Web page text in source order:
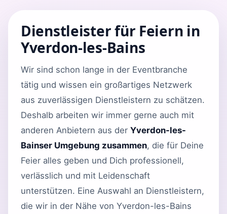
Dienstleister für Feiern in
Yverdon-les-Bains
Wir sind schon lange in der Eventbranche
tätig und wissen ein großartiges Netzwerk
aus zuverlässigen Dienstleistern zu schätzen.
Deshalb arbeiten wir immer gerne auch mit
anderen Anbietern aus der Yverdon-les-
Bainser Umgebung zusammen, die für Deine
Feier alles geben und Dich professionell,
verlässlich und mit Leidenschaft
unterstützen. Eine Auswahl an Dienstleistern,
die wir in der Nähe von Yverdon-les-Bains